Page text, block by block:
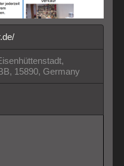
15890, Germany